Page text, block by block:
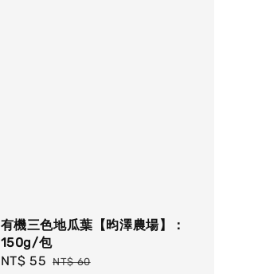
有機三色地瓜葉【昀澤農場】：
150g/包
Sale
NT$ 55 Regular
NT$ 60